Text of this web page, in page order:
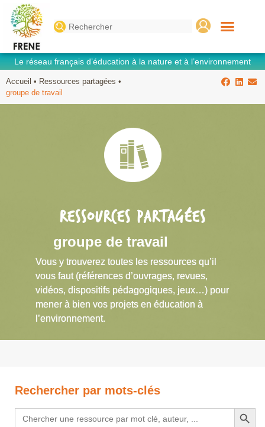
Search
for:
Le réseau français d’éducation à la nature et à l’environnement
Accueil • Ressources partagées •
groupe de travail
RESSOURCES PARTAGÉES
groupe de travail
Vous y trouverez toutes les ressources qu’il
vous faut (références d’ouvrages, revues,
vidéos, dispositifs pédagogiques, jeux…) pour
mener à bien vos projets en éducation à
l’environnement.
Rechercher par mots-clés
Search
for:
Search Button